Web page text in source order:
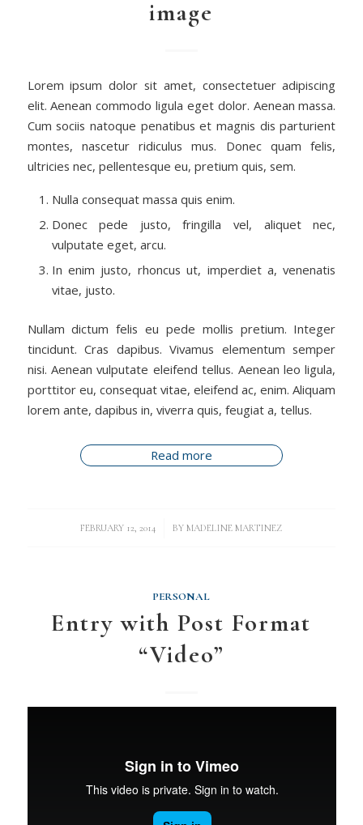
image
Lorem ipsum dolor sit amet, consectetuer adipiscing
elit. Aenean commodo ligula eget dolor. Aenean massa.
Cum sociis natoque penatibus et magnis dis parturient
montes, nascetur ridiculus mus. Donec quam felis,
ultricies nec, pellentesque eu, pretium quis, sem.
Nulla consequat massa quis enim.
Donec pede justo, fringilla vel, aliquet nec,
vulputate eget, arcu.
In enim justo, rhoncus ut, imperdiet a, venenatis
vitae, justo.
Nullam dictum felis eu pede mollis pretium. Integer
tincidunt. Cras dapibus. Vivamus elementum semper
nisi. Aenean vulputate eleifend tellus. Aenean leo ligula,
porttitor eu, consequat vitae, eleifend ac, enim. Aliquam
lorem ante, dapibus in, viverra quis, feugiat a, tellus.
Read more
FEBRUARY 12, 2014
/ BYMADELINE MARTINEZ
PERSONAL
Entry with Post Format
“Video”